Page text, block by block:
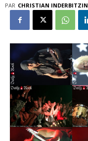
PAR CHRISTIAN INDERBITZIN